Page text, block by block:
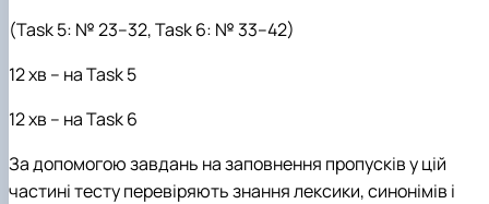
(Task 5: № 23–32, Task 6: № 33–42)
12 хв – наTask5
12 хв – наTask6
За допомогою завдань на заповнення пропусків у цій
частині тесту перевіряють знання лексики, синонімів і